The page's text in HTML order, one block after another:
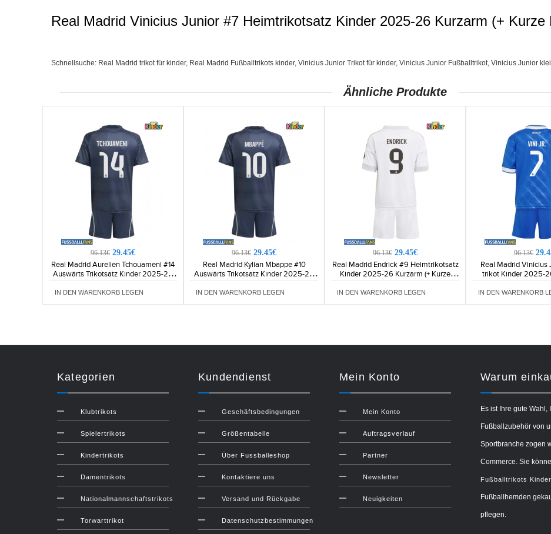
Real Madrid Vinicius Junior #7 Heimtrikotsatz Kinder 2025-26 Kurzarm (+ Kurze
Schnellsuche: Real Madrid trikot für kinder, Real Madrid Fußballtrikots kinder, Vinicius Junior Trikot für kinder, Vinicius Junior Fußballtrikot, Vinicius Junior
Ähnliche Produkte
96.13€ 29.45€
Real Madrid Aurelien Tchouameni #14
Auswärts Trikotsatz Kinder 2025-26
Kurzarm (+ Kurze Hosen)
IN DEN WARENKORB LEGEN
96.13€ 29.45€
Real Madrid Kylian Mbappe #10
Auswärts Trikotsatz Kinder 2025-26
Kurzarm (+ Kurze Hosen)
IN DEN WARENKORB LEGEN
96.13€ 29.45€
Real Madrid Endrick #9 Heimtrikotsatz
Kinder 2025-26 Kurzarm (+ Kurze
Hosen)
IN DEN WARENKORB LEGEN
96.13€
Real Madrid Vinicius
trikot Kinder 2025-
Kurze
IN DEN WARENKORB
Kategorien
Klubtrikots
Spielertrikots
Kindertrikots
Damentrikots
Nationalmannschaftstrikots
Torwarttrikot
Kundendienst
Geschäftsbedingungen
Größentabelle
Über Fussballeshop
Kontaktiere uns
Versand und Rückgabe
Datenschutzbestimmungen
Mein Konto
Mein Konto
Auftragsverlauf
Partner
Newsletter
Neuigkeiten
Warum
Es ist Ihre gute Wahl,
Fußballzubehör von
Sportbranche zogen
Commerce. Sie
Fußballtrikots Kinder
Fußballhemden
pflegen.